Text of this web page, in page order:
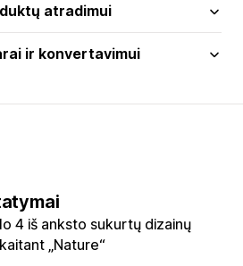
atradimui
ir konvertavimui
4 iš anksto sukurtų dizainų
„Nature“